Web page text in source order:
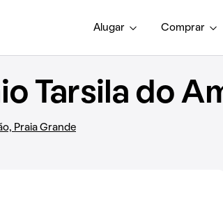
Alugar Comprar
Tarsila do
Praia Grande